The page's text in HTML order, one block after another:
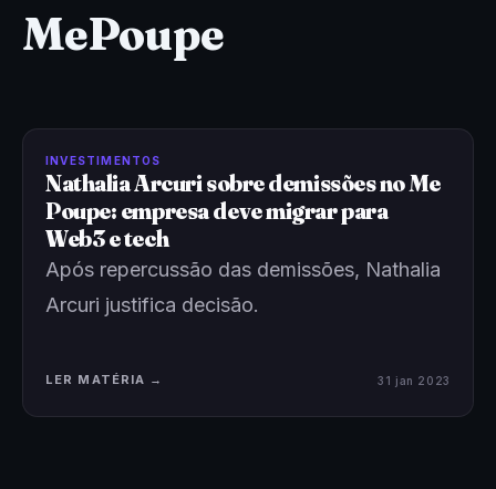
MePoupe
INVESTIMENTOS
Nathalia Arcuri sobre demissões no Me
Poupe: empresa deve migrar para
Web3 e tech
Após repercussão das demissões, Nathalia
Arcuri justifica decisão.
LER MATÉRIA → 31 jan 2023